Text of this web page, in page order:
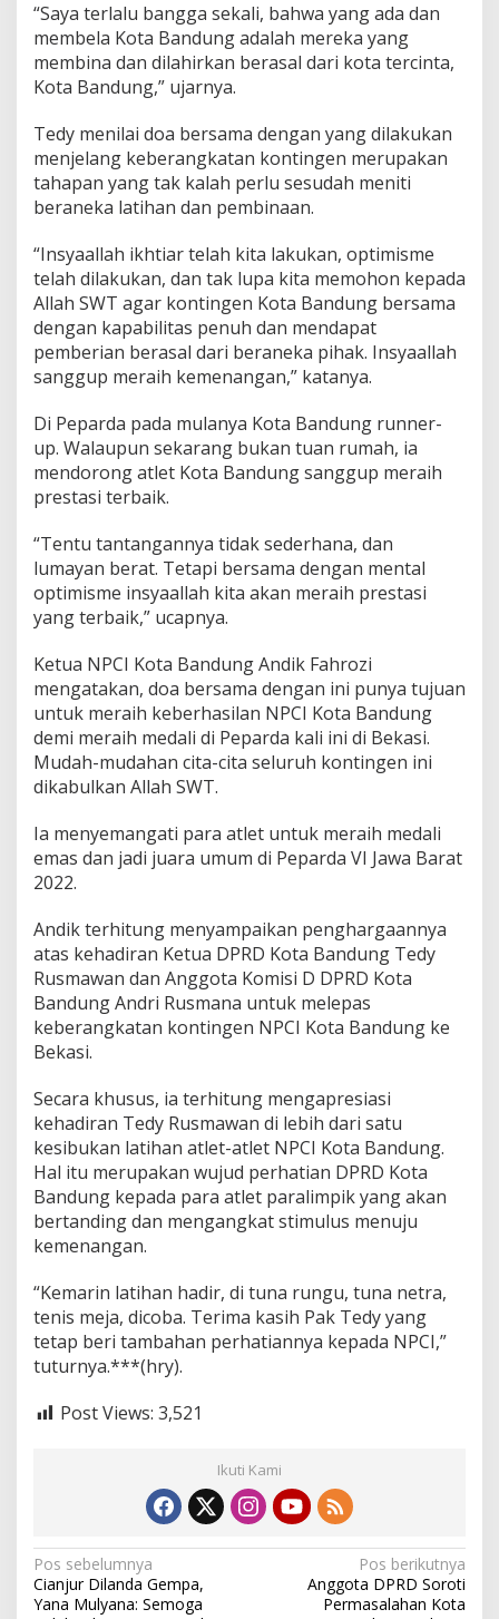
“Saya terlalu bangga sekali, bahwa yang ada dan
membela Kota Bandung adalah mereka yang
membina dan dilahirkan berasal dari kota tercinta,
Kota Bandung,” ujarnya.
Tedy menilai doa bersama dengan yang dilakukan
menjelang keberangkatan kontingen merupakan
tahapan yang tak kalah perlu sesudah meniti
beraneka latihan dan pembinaan.
“Insyaallah ikhtiar telah kita lakukan, optimisme
telah dilakukan, dan tak lupa kita memohon kepada
Allah SWT agar kontingen Kota Bandung bersama
dengan kapabilitas penuh dan mendapat
pemberian berasal dari beraneka pihak. Insyaallah
sanggup meraih kemenangan,” katanya.
Di Peparda pada mulanya Kota Bandung runner-
up. Walaupun sekarang bukan tuan rumah, ia
mendorong atlet Kota Bandung sanggup meraih
prestasi terbaik.
“Tentu tantangannya tidak sederhana, dan
lumayan berat. Tetapi bersama dengan mental
optimisme insyaallah kita akan meraih prestasi
yang terbaik,” ucapnya.
Ketua NPCI Kota Bandung Andik Fahrozi
mengatakan, doa bersama dengan ini punya tujuan
untuk meraih keberhasilan NPCI Kota Bandung
demi meraih medali di Peparda kali ini di Bekasi.
Mudah-mudahan cita-cita seluruh kontingen ini
dikabulkan Allah SWT.
Ia menyemangati para atlet untuk meraih medali
emas dan jadi juara umum di Peparda VI Jawa Barat
2022.
Andik terhitung menyampaikan penghargaannya
atas kehadiran Ketua DPRD Kota Bandung Tedy
Rusmawan dan Anggota Komisi D DPRD Kota
Bandung Andri Rusmana untuk melepas
keberangkatan kontingen NPCI Kota Bandung ke
Bekasi.
Secara khusus, ia terhitung mengapresiasi
kehadiran Tedy Rusmawan di lebih dari satu
kesibukan latihan atlet-atlet NPCI Kota Bandung.
Hal itu merupakan wujud perhatian DPRD Kota
Bandung kepada para atlet paralimpik yang akan
bertanding dan mengangkat stimulus menuju
kemenangan.
“Kemarin latihan hadir, di tuna rungu, tuna netra,
tenis meja, dicoba. Terima kasih Pak Tedy yang
tetap beri tambahan perhatiannya kepada NPCI,”
tuturnya.***(hry).
Post Views: 3,521
Ikuti Kami
N
a
Pos sebelumnya
Cianjur Dilanda Gempa,
Yana Mulyana: Semoga
Pos berikutnya
Anggota DPRD Soroti
Permasalahan Kota